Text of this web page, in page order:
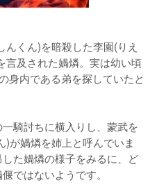
くん)を暗殺した李園(りえ
言及された媧燐。実は幼い頃
身内である弟を探していたと
騎討ちに横入りし、蒙武を
が媧燐を姉上と呼んでいま
た媧燐の様子をみるに、ど
ではないようです。